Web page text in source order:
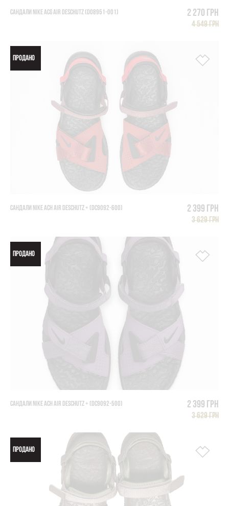
САНДАЛИ NIKE ACG AIR DESCHUTZ (DO8951-001) 2 270 грн
4 549 грн
ПРОДАНО
САНДАЛИ NIKE ACH AIR DESCHUTZ + (DC9092-600) 2 399 грн
3 629 грн
ПРОДАНО
САНДАЛИ NIKE ACH AIR DESCHUTZ + (DC9092-500) 2 399 грн
3 629 грн
ПРОДАНО